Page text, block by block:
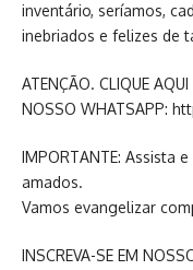
inventário, seríamos,
inebriados e felizes de
ATENÇÃO. CLIQUE
NOSSO WHATSAPP:
IMPORTANTE: Assista
amados.
Vamos evangelizar
INSCREVA-SE EM